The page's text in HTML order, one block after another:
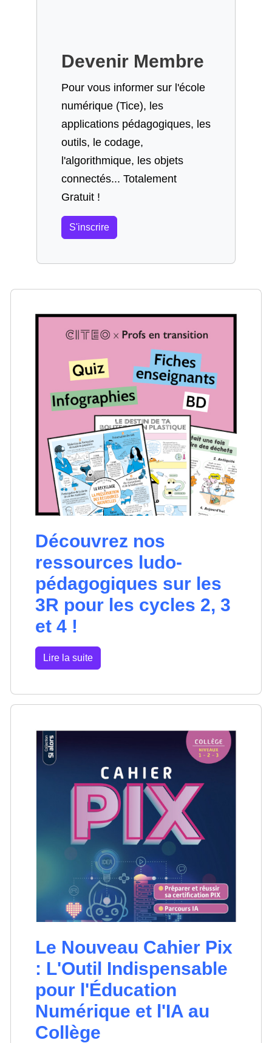
Devenir Membre
Pour vous informer sur l'école
numérique (Tice), les
applications pédagogiques, les
outils, le codage,
l'algorithmique, les objets
connectés... Totalement
Gratuit !
S'inscrire
Découvrez nos
ressources ludo-
pédagogiques sur les
3R pour les cycles 2, 3
et 4 !
Lire la suite
Le Nouveau Cahier Pix
: L'Outil Indispensable
pour l'Éducation
Numérique et l'IA au
Collège